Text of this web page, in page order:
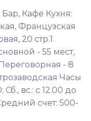
Кафе Кухня:
Французская
20 стр.1
- 55 мест,
- 8
Часы
вс.: с 12.00 до
счет: 500-